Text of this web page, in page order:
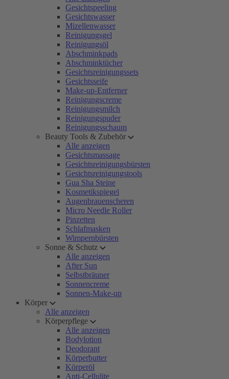
Gesichtspeeling
Gesichtswasser
Mizellenwasser
Reinigungsgel
Reinigungsöl
Abschminkpads
Abschminktücher
Gesichtsreinigungssets
Gesichtsseife
Make-up-Entferner
Reinigungscreme
Reinigungsmilch
Reinigungspuder
Reinigungsschaum
Beauty Tools & Zubehör
Alle anzeigen
Gesichtsmassage
Gesichtsreinigungsbürsten
Gesichtsreinigungstools
Gua Sha Steine
Kosmetikspiegel
Augenbrauenscheren
Micro Needle Roller
Pinzetten
Schlafmasken
Wimpernbürsten
Sonne & Schutz
Alle anzeigen
After Sun
Selbstbräuner
Sonnencreme
Sonnen-Make-up
Körper
Alle anzeigen
Körperpflege
Alle anzeigen
Bodylotion
Deodorant
Körperbutter
Körperöl
Anti-Cellulite